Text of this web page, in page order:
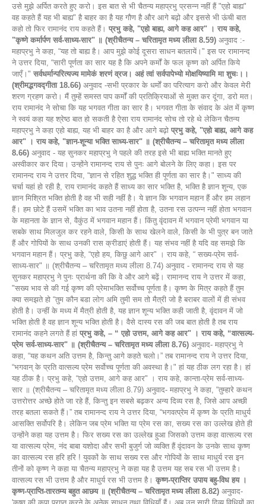
उसे मुझे अर्पित करते हुए करो। इस बात से भी चैतन्य महाप्रभु प्रसन्न नहीं हैं "एहो बाह्य"
वह कहते हैं यह भी बाह्य" है बाहर का है यह गौण है और आगे बढ़ो और इससे भी ऊंची बात
कहो तो फिर रामानंद राय कहते हैं। प्रभु कहे, "एहो बाह्य, आगे कह आर" । राय कहे,
"कृष्णे कर्मार्पण सर्व-साध्य-सार" ॥ (श्रीचैतन्य – चरितामृत मध्य लीला 8.59) अनुवाद :-
महाप्रभु ने कहा, “यह तो बाह्य है। आप मुझे कोई दूसरा साधन बतलायें।" इस पर रामानन्द
ने उत्तर दिया, “सारी पूर्णता का सार यह है कि अपने कर्मों के फल कृष्ण को अर्पित किये
जाएँ।" सर्वधर्मान्परित्यज्य मामेकं शरणं व्रज। अहं त्वां सर्वपापेभ्यो मोक्षयिष्यामि मा शुचः।।
(श्रीमद्भगवद्गीता 18.66) अनुवाद -सभी प्रकार के धर्मों का परित्याग करो और केवल मेरी
शरण ग्रहण करो। मैं तुम्हें समस्त पाप कर्मों की प्रतिक्रियाओं से मुक्त कर दूंगा, डरो मत।
राय रामानंद ने सोचा कि यह भगवत गीता का सार है। भगवत गीता के संवाद के अंत में कृष्ण
ने स्वयं कहा यह श्रेष्ठ बात हो सकती है ऐसा राय रामानंद सोच तो रहे थे लेकिन चैतन्य
महाप्रभु ने कहा एहो बाह्य, यह भी बाहर का है और आगे बढ़ो प्रभु कहे, "एहो बाह्य, आगे कह
आर" । राय कहे, "ज्ञान-शून्या भक्ति साध्य-सार" ॥ (श्रीचैतन्य – चरितामृत मध्य लीला
8.66) अनुवाद - यह सुनकर महाप्रभु ने पहले की तरह इसे भी बाह्य भक्ति मानते हुए
अस्वीकार कर दिया। उन्होंने रामानन्द राय से पुनः आगे बोलने के लिए कहा। इस पर
रामानन्द राय ने उत्तर दिया, “ज्ञान से रहित शुद्ध भक्ति ही पूर्णता का सार है।" साध्य की
चर्चा यहां हो रही है, राय रामानंद कहते हैं साध्य का सार भक्ति है, भक्ति है ज्ञान शून्य, एक
ज्ञान मिश्रित भक्ति होती है वह भी सही नहीं है। ये ज्ञान कि भगवान महान हैं और हम लहान
हैं। हम छोटे हैं उसमें भक्ति का भाव उतना नहीं होता है, उतना रस उत्पन्न नहीं होता भगवान
के महानता के ज्ञान से, वैकुंठ में भगवान महान हैं। किंतु वृंदावन में भगवान प्रेमी भगवान या
सबके साथ मिलजुल कर रहने वाले, किसी के साथ खेलने वाले, किसी के भी पुत्र बन जाते
हैं और गोपियों के साथ उनकी रास क्रीडाएं होती हैं। यह संभव नहीं है यदि वह समझे कि
भगवान महान हैं। प्रभु कहे, “एहो हय, किछु आगे आर" । राय कहे, “ सख्य-प्रेम सर्व-
साध्य-सार" ॥ (श्रीचैतन्य – चरितामृत मध्य लीला 8.74) अनुवाद - रामानन्द राय से यह
सुनकर महाप्रभु ने पुनः प्रार्थना की कि वे और आगे बढ़ें। रामानन्द राय ने उत्तर में कहा,
"सख्य भाव से की गई कृष्ण की प्रेमाभक्ति सर्वोच्च पूर्णता है। कृष्ण के मित्र कहते हैं तुम
क्या समझते हो “तुम कौन बडा लोग अमि तुमी सम तो मैत्री जो है बराबर वालों में ही संभव
होती है। उन्हीं के मध्य में मैत्री होती है, यह ज्ञान शून्य भक्ति कही जाती है, वृंदावन में जो
भक्ति होती है वह ज्ञान शून्य भक्ति होती है। वैसे दास्य रस की जब बात होती है तब राय
रामानंद कहने लगते हैं हां प्रभु कहे, – “ एहो उत्तम, आगे कह आर" । राय कहे, “वात्सल्य-
प्रेम सर्व-साध्य-सार" ॥ (श्रीचैतन्य – चरितामृत मध्य लीला 8.76) अनुवाद- महाप्रभु ने
कहा, “यह कथन अति उत्तम है, किन्तु आगे कहते चलो।” तब रामानन्द राय ने उत्तर दिया,
“भगवान् के प्रति वात्सल्य प्रेम सर्वोच्च पूर्णता की अवस्था है।" हां यह ठीक लग रहा है। हां
यह ठीक है। प्रभु कहे, “एहो उत्तम, आगे कह आर" । राय कहे, कान्ता-प्रेम सर्व-साध्य-
सार ॥ (श्रीचैतन्य – चरितामृत मध्य लीला 8.79) अनुवाद- महाप्रभु ने कहा, “तुम्हारे कथन
उत्तरोत्तर अच्छे होते जा रहे हैं, किन्तु इन सबसे बढ़कर अन्य दिव्य रस है, जिसे आप अच्छी
तरह बतला सकते हैं।” तब रामानन्द राय ने उत्तर दिया, “भगवत्प्रेम में कृष्ण के प्रति माधुर्य
आसक्ति सर्वोपरि है। लेकिन जब प्रेम भक्ति या प्रेम रस का, सख्य रस का उल्लेख होते ही
उन्होंने कहा यह उत्तम है। फिर सख्य रस का उल्लेख हुआ जिसको उत्तम कहा वात्सल्य रस
या वात्सल्य प्रेम, नंद बाबा यशोदा और सभी बुजुर्ग जो व्यक्ति हैं वृंदावन के उनके साथ कृष्ण
का वात्सल्य रस हरि हरि ! युवकों के साथ सख्य रस और गोपियों के साथ माधुर्य रस इन
तीनों को कृष्ण ने कहा या चैतन्य महाप्रभु ने कहा यह है उत्तम यह सब रस भी उत्तम है।
वात्सल्य रस भी उत्तम है और माधुर्य रस भी उत्तम है। कृष्ण-प्राप्तिर उपाय बहु-विध हय ।
कृष्ण-प्राप्ति-तारतम्य बहुत आछय ॥ (श्रीचैतन्य – चरितामृत मध्य लीला 8.82) अनुवाद-